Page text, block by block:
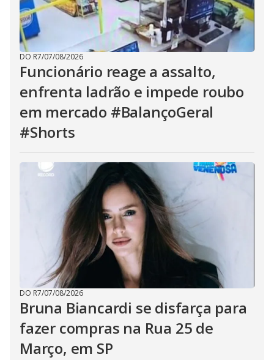
DO R7/07/08/2026
Funcionário reage a assalto,
enfrenta ladrão e impede roubo
em mercado #BalançoGeral
#Shorts
DO R7/07/08/2026
Bruna Biancardi se disfarça para
fazer compras na Rua 25 de
Março, em SP